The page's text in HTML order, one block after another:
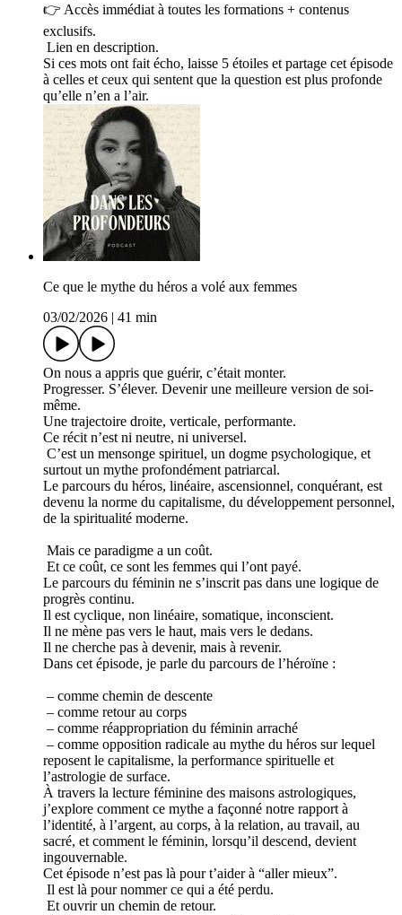
👉 Accès immédiat à toutes les formations + contenus
exclusifs.
Lien en description.
Si ces mots ont fait écho, laisse 5 étoiles et partage cet épisode
à celles et ceux qui sentent que la question est plus profonde
qu’elle n’en a l’air.
Ce que le mythe du héros a volé aux femmes
03/02/2026
41 min
On nous a appris que guérir, c’était monter.
Progresser. S’élever. Devenir une meilleure version de soi-
même.
Une trajectoire droite, verticale, performante.
Ce récit n’est ni neutre, ni universel.
C’est un mensonge spirituel, un dogme psychologique, et
surtout un mythe profondément patriarcal.
Le parcours du héros, linéaire, ascensionnel, conquérant, est
devenu la norme du capitalisme, du développement personnel,
de la spiritualité moderne.
Mais ce paradigme a un coût.
Et ce coût, ce sont les femmes qui l’ont payé.
Le parcours du féminin ne s’inscrit pas dans une logique de
progrès continu.
Il est cyclique, non linéaire, somatique, inconscient.
Il ne mène pas vers le haut, mais vers le dedans.
Il ne cherche pas à devenir, mais à revenir.
Dans cet épisode, je parle du parcours de l’héroïne :
– comme chemin de descente
– comme retour au corps
– comme réappropriation du féminin arraché
– comme opposition radicale au mythe du héros sur lequel
reposent le capitalisme, la performance spirituelle et
l’astrologie de surface.
À travers la lecture féminine des maisons astrologiques,
j’explore comment ce mythe a façonné notre rapport à
l’identité, à l’argent, au corps, à la relation, au travail, au
sacré, et comment le féminin, lorsqu’il descend, devient
ingouvernable.
Cet épisode n’est pas là pour t’aider à “aller mieux”.
Il est là pour nommer ce qui a été perdu.
Et ouvrir un chemin de retour.